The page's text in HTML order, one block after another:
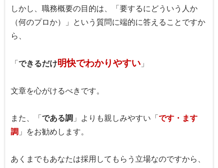
しかし、職務概要の目的は、「要するにどういう人か
（何のプロか）」という質問に端的に答えることですか
ら、
「 できるだけ明快でわかりやすい」
文章を心がけるべきです。
また、「 である調 」よりも親しみやすい「 です・ます
調 」をお勧めします。
あくまでもあなたは採用してもらう立場なのですから、